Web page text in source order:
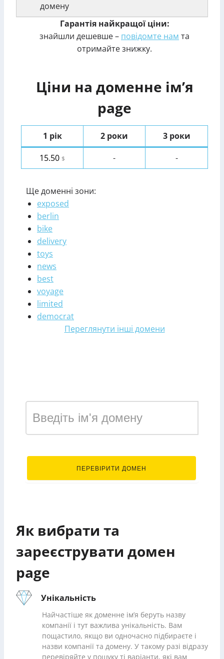
домену
Гарантія найкращої ціни:
знайшли дешевше – повідомте нам та
отримайте знижку.
Ціни на доменне ім’я
page
1 рік 2 роки
3 роки
15.50 $ - -
Ще доменні зони:
exposed
berlin
bike
delivery
toys
news
best
voyage
limited
democrat
Переглянути інші домени
ПЕРЕВІРИТИ ДОМЕН
Як вибрати та
зареєструвати домен
page
Унікальність
Найчастіше як доменне ім’я беруть назву
компанії і тут важлива унікальність. Вам
пощастило, якщо ви одночасно підбираєте і
назви компанії та домену. У такому разі відразу
перевіряйте у пошуку ті варіанти, які вам